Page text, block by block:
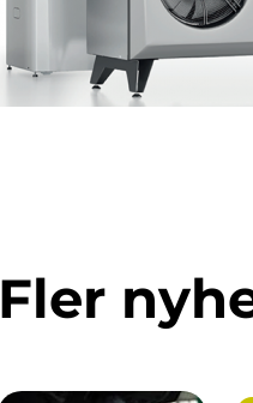
Fler